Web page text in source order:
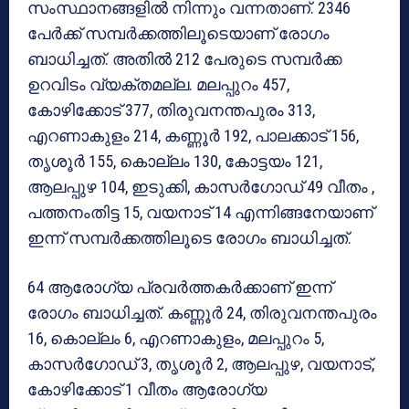
സംസ്ഥാനങ്ങളില്‍ നിന്നും വന്നതാണ്. 2346
പേര്‍ക്ക് സമ്പര്‍ക്കത്തിലൂടെയാണ് രോഗം
ബാധിച്ചത്. അതില്‍ 212 പേരുടെ സമ്പര്‍ക്ക
ഉറവിടം വ്യക്തമല്ല. മലപ്പുറം 457,
കോഴിക്കോട് 377, തിരുവനന്തപുരം 313,
എറണാകുളം 214, കണ്ണൂര്‍ 192, പാലക്കാട് 156,
തൃശൂര്‍ 155, കൊല്ലം 130, കോട്ടയം 121,
ആലപ്പുഴ 104, ഇടുക്കി, കാസര്‍ഗോഡ് 49 വീതം ,
പത്തനംതിട്ട 15, വയനാട് 14 എന്നിങ്ങനേയാണ്
ഇന്ന് സമ്പര്‍ക്കത്തിലൂടെ രോഗം ബാധിച്ചത്.
64 ആരോഗ്യ പ്രവര്‍ത്തകര്‍ക്കാണ് ഇന്ന്
രോഗം ബാധിച്ചത്. കണ്ണൂര്‍ 24, തിരുവനന്തപുരം
16, കൊല്ലം 6, എറണാകുളം, മലപ്പുറം 5,
കാസര്‍ഗോഡ് 3, തൃശൂര്‍ 2, ആലപ്പുഴ, വയനാട്,
കോഴിക്കോട് 1 വീതം ആരോഗ്യ